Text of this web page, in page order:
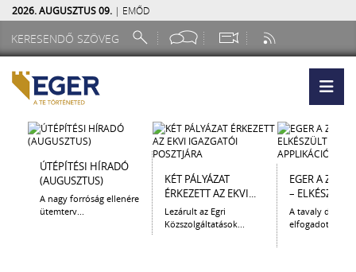
2026. AUGUSZTUS 09. | EMŐD
ÚTÉPÍTÉSI HÍRADÓ
(AUGUSZTUS)
A nagy forróság ellenére
ütemterv...
KÉT PÁLYÁZAT
ÉRKEZETT AZ EKVI...
Lezárult az Egri
Közszolgáltatások...
EGER A
– ELKÉSZÜLT
A tavaly
elfogadott